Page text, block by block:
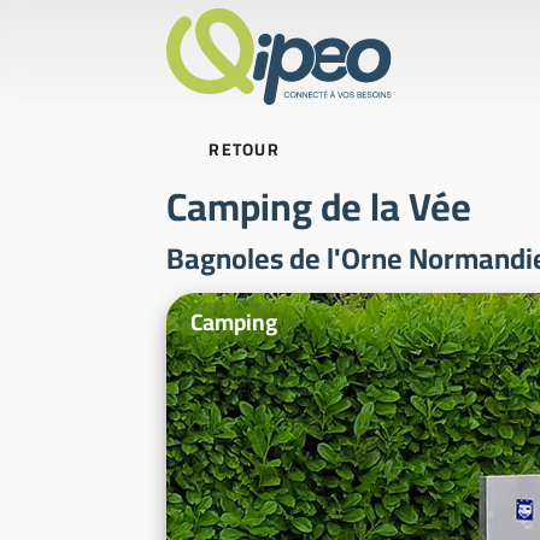
RETOUR
Camping de la Vée
Bagnoles de l'Orne
Photos d'illustration
Camping